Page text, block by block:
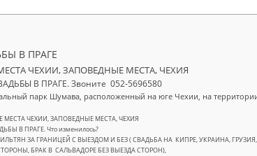
В ПРАГЕ
ЧЕХИИ, ЗАПОВЕДНЫЕ МЕСТА, ЧЕХИЯ
В ПРАГЕ. Звоните 052-5696580
парк Шумава, расположенный на юге Чехии, на
ЧЕХИИ, ЗАПОВЕДНЫЕ МЕСТА, ЧЕХИЯ
В ПРАГЕ. Что изменилось?
ЗА ГРАНИЦЕЙ С ВЫЕЗДОМ И БЕЗ ( СВАДЬБА НА КИПРЕ, УКРАИНА, ГРУЗИЯ,
БРАК В САЛЬВАДОРЕ БЕЗ ВЫЕЗДА СТОРОН),